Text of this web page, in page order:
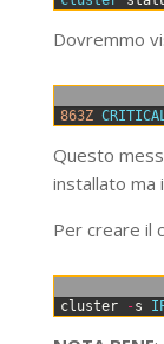
Dovremmo
863Z
Questo
installato ma
Per creare il
cluster -s